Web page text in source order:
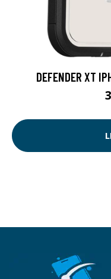
DEFENDER XT